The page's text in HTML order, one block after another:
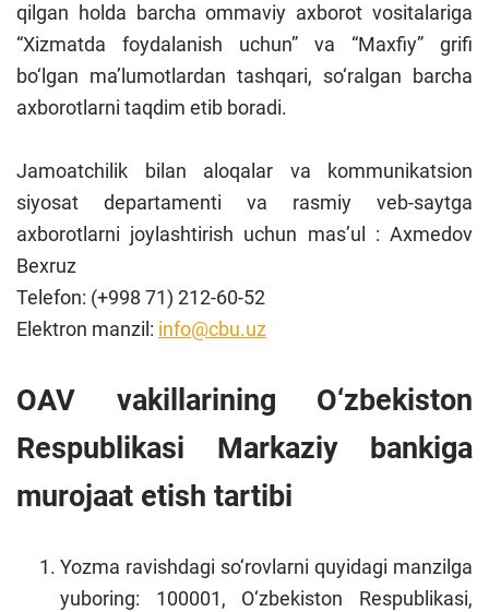
qilgan holda barcha ommaviy axborot vositalariga
“Xizmatda foydalanish uchun” va “Maxfiy” grifi
bo‘lgan ma’lumotlardan tashqari, so‘ralgan barcha
axborotlarni taqdim etib boradi.
Jamoatchilik bilan aloqalar va kommunikatsion
siyosat departamenti va rasmiy veb-saytga
axborotlarni joylashtirish uchun mas’ul : Axmedov
Bexruz
Telefon: (+998 71) 212-60-52
Elektron manzil: info@cbu.uz
OAV vakillarining O‘zbekiston
Respublikasi Markaziy bankiga
murojaat etish tartibi
Yozma ravishdagi so‘rovlarni quyidagi manzilga
yuboring: 100001, O‘zbekiston Respublikasi,